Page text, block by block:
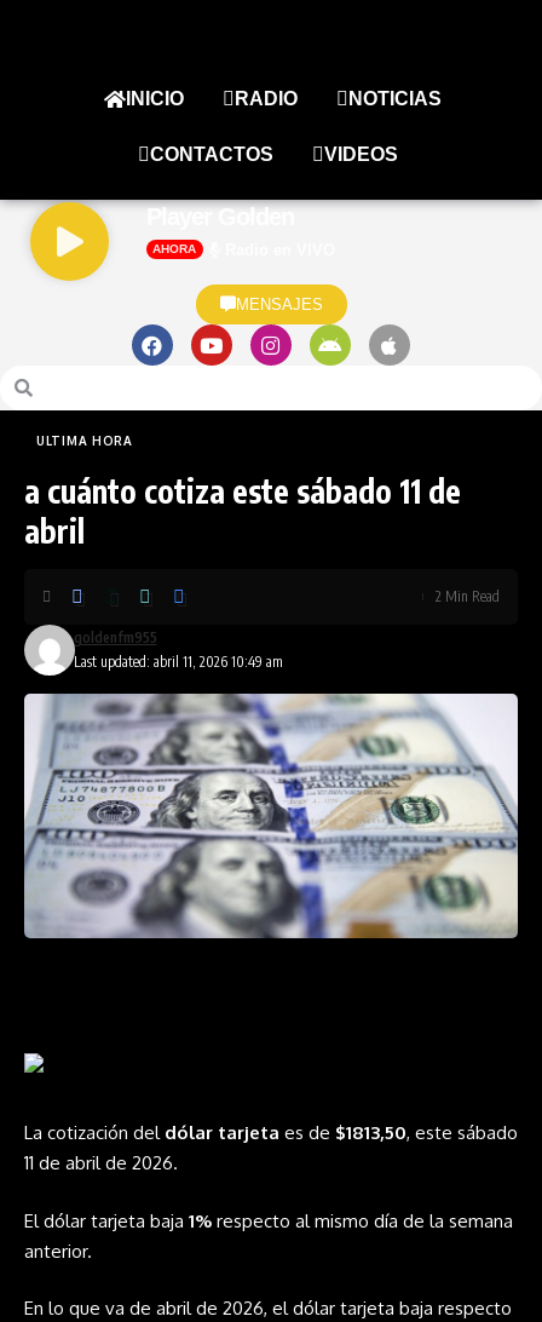
INICIO RADIO NOTICIAS
CONTACTOS VIDEOS
Player Golden
AHORA
MENSAJES
ULTIMA HORA
a cuánto cotiza este sábado 11 de
abril
Last updated: abril 11, 2026 10:49 am
goldenfm955
2 Min Read
La cotización del dólar tarjeta es de $1813,50, este sábado
11 de abril de 2026.
El dólar tarjeta baja 1% respecto al mismo día de la semana
anterior.
En lo que va de abril de 2026, el dólar tarjeta baja respecto